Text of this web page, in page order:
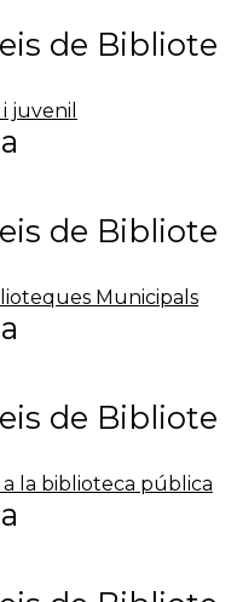
de Bibliote
juvenil
de Bibliote
Municipals
de Bibliote
la biblioteca pública